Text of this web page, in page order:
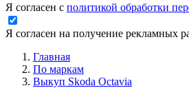
Я согласен с политикой обработки
Я согласен на получение рекламных
Главная
По маркам
Выкуп Skoda Octavia